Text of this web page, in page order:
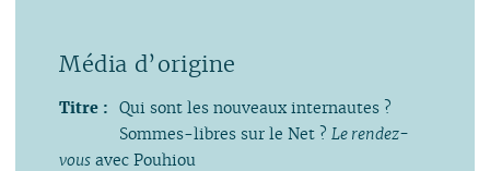
Titre : Qui sont les nouveaux internautes ?
Sommes-libres sur le Net ?Le rendez-
vous avec Pouhiou